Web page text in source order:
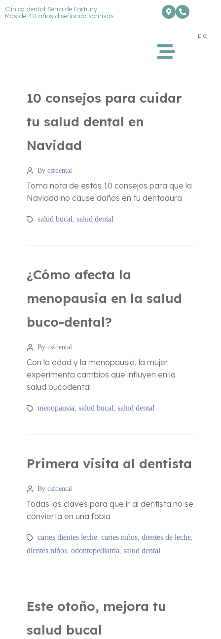
Clínica dental Serra de Fortuny
Más de 40 años diseñando sonrisas
ES
10 consejos para cuidar
tu salud dental en
Navidad
By csfdental
Toma nota de estos 10 consejos para que la
Navidad no cause daños en tu dentadura
salud bucal,salud dental
¿Cómo afecta la
menopausia en la salud
buco-dental?
By csfdental
Con la edad y la menopausia, la mujer
experimenta cambios que influyen en la
salud bucodental
menopausia,salud bucal,salud dental
Primera visita al dentista
By csfdental
Todas las claves para que ir al dentista no se
convierta en una fobia
caries dientes leche,caries niños,dientes de leche,
dientes niños,odontopediatria,salud dental
Este otoño, mejora tu
salud bucal